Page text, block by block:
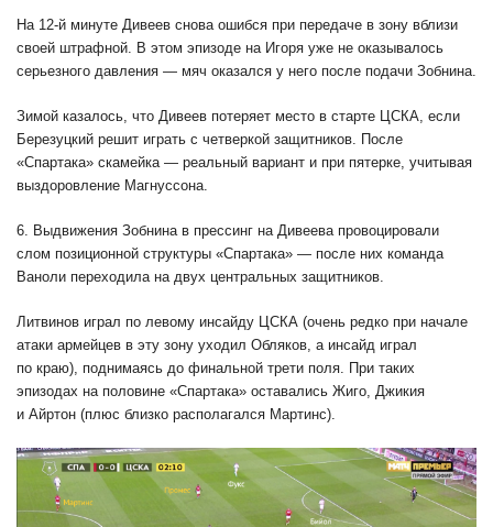
На 12-й минуте Дивеев снова ошибся при передаче в зону вблизи
своей штрафной. В этом эпизоде на Игоря уже не оказывалось
серьезного давления — мяч оказался у него после подачи Зобнина.
Зимой казалось, что Дивеев потеряет место в старте ЦСКА, если
Березуцкий решит играть с четверкой защитников. После
«Спартака» скамейка — реальный вариант и при пятерке, учитывая
выздоровление Магнуссона.
6. Выдвижения Зобнина в прессинг на Дивеева провоцировали
слом позиционной структуры «Спартака» — после них команда
Ваноли переходила на двух центральных защитников.
Литвинов играл по левому инсайду ЦСКА (очень редко при начале
атаки армейцев в эту зону уходил Обляков, а инсайд играл
по краю), поднимаясь до финальной трети поля. При таких
эпизодах на половине «Спартака» оставались Жиго, Джикия
и Айртон (плюс близко располагался Мартинс).